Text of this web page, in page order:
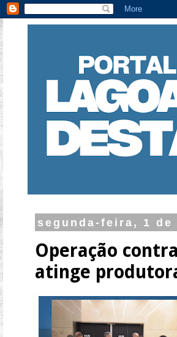
segunda-feira, 1 de
Operação
atinge